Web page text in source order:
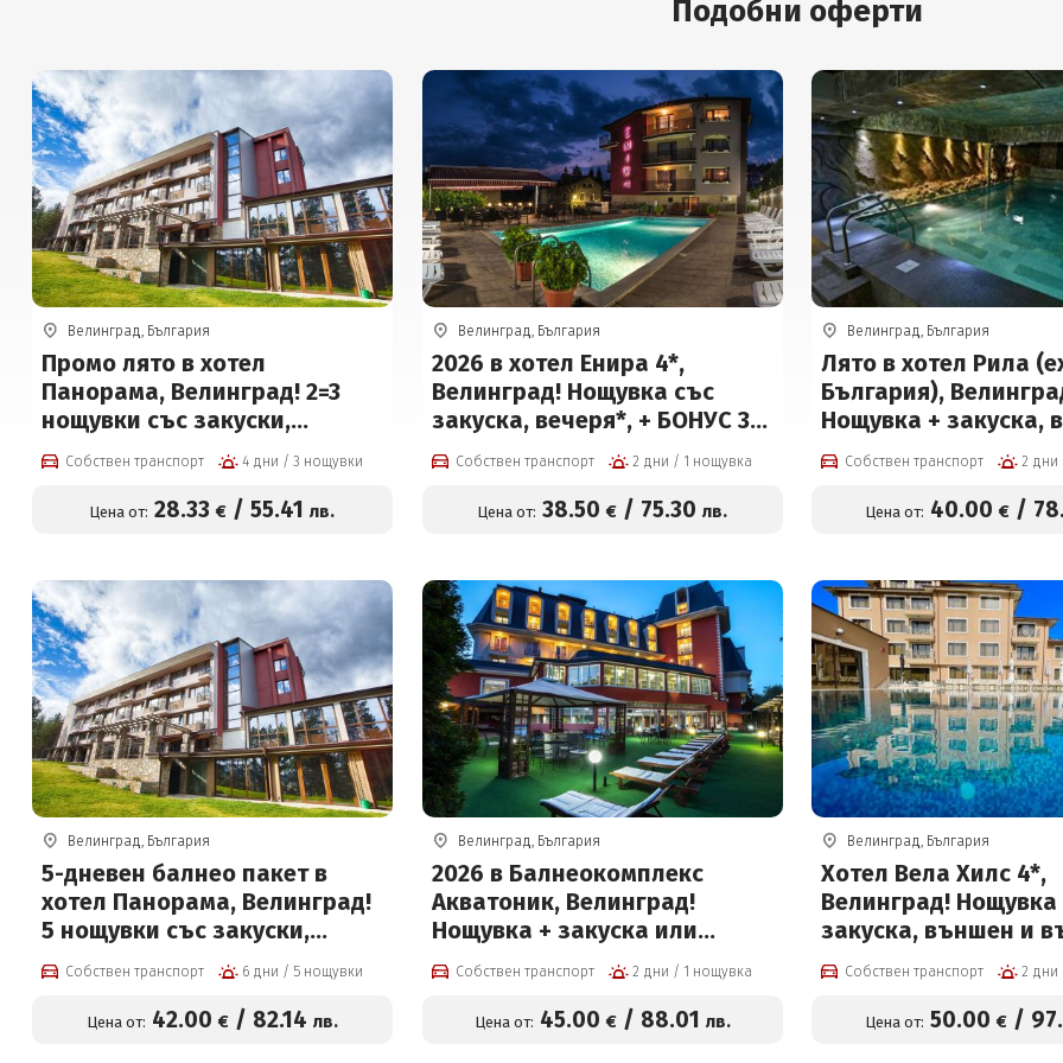
Подобни оферти
Велинград, България
Промо лято в хотел
Панорама, Велинград! 2=3
нощувки със закуски,
вътрешен басейн, солна стая
и сауна за 85 евро на човек
Собствен транспорт 4 дни / 3 нощувки
Цена от: 28.33 € /55.41 лв.
Велинград, България
2026 в хотел Енира 4*,
Велинград! Нощувка със
закуска, вечеря*, + БОНУС 3
процедури, 2 басейна с
минерална вода, детски
басейн, джакузи и СПА пакет
Собствен транспорт 2 дни / 1 нощувка
Цена от: 38.50 € / 75.30 лв.
Велинград, България
Лято в хотел Рила
България),
Нощувка + закуска,
топъл минерален
СПА пакет
Собствен транспорт
Цена от: 40.00 €/ 78
Велинград, България
5-дневен балнео пакет в
хотел Панорама, Велинград!
5 нощувки със закуски,
вечери, лекарски преглед, 2
физиотерапевтични
процедури на ден, басейн с
Собствен транспорт 6 дни / 5 нощувки
Цена от: 42.00 €/ 82.14 лв.
Велинград, България
2026 в Балнеокомплекс
Акватоник, Велинград!
Нощувка + закуска или
закуска и вечеря, вътрешен
и външен акватоничен
басейн и Уелнес пакет на
Собствен транспорт 2 дни / 1 нощувка
Цена от: 45.00 €/ 88.01 лв.
Велинград, България
Хотел Вела Хилс 4*,
Велинград! Нощувка
закуска, външен и
басейн, джакузи и
на цени от 50 евро
Собствен транспорт
Цена от: 50.00 €/ 97